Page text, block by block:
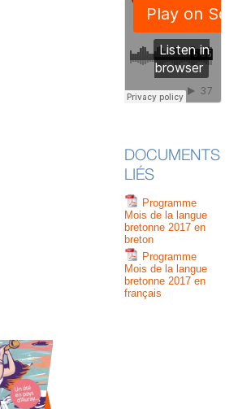
DOCUMENTS
LIÉS
Programme
Mois de la langue
bretonne 2017 en
breton
Programme
Mois de la langue
bretonne 2017 en
français